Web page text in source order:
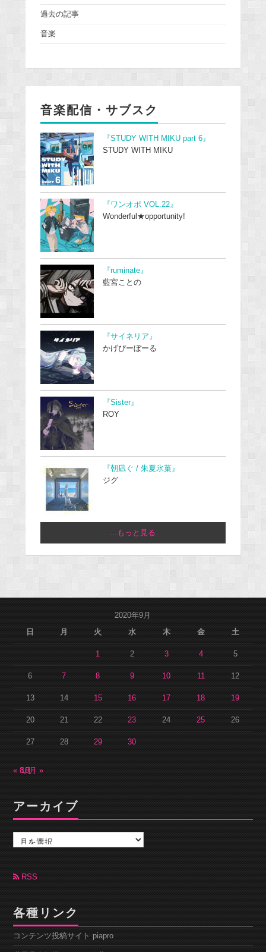
過去の記事
音楽
音楽配信・サブスク
『STUDY WITH MIKU part 6』
STUDY WITH MIKU
『ワンオポ VOL.22』
Wonderful★opportunity!
『ruminate』
藍宮ことの
『サイネリア』
かげぴーぼーる
『Sister』
ROY
『朝凪ぐ / 朱夏氷菓』
ジグ
...もっと見る
2020年9月
日
月 火 水 木 金 土
1 2 3 4 5
6 7 8 9 10 11 12
13 14 15 16 17 18 19
20 21 22 23 24 25 26
27 28 29 30
« 8月
10月 »
アーカイブ
カ
ブ RSS
各種リンク
コンテンツ投稿サイト piapro